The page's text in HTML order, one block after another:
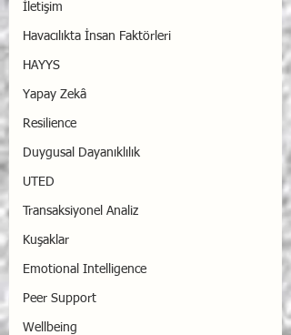
İletişim
Havacılıkta İnsan Faktörleri
HAYYS
Yapay Zekâ
Resilience
Duygusal Dayanıklılık
UTED
Transaksiyonel Analiz
Kuşaklar
Emotional Intelligence
Peer Support
Wellbeing